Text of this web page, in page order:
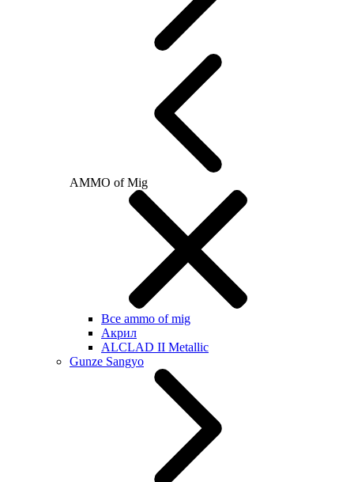
AMMO of Mig
Все ammo of mig
Акрил
ALCLAD II Metallic
Gunze Sangyo